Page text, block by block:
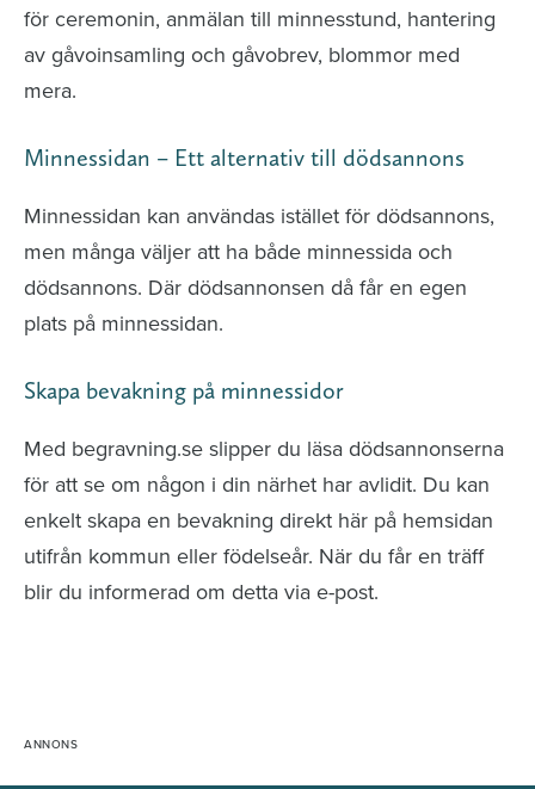
för ceremonin, anmälan till minnesstund, hantering
av gåvoinsamling och gåvobrev, blommor med
mera.
Minnessidan – Ett alternativ till dödsannons
Minnessidan kan användas istället för dödsannons,
men många väljer att ha både minnessida och
dödsannons. Där dödsannonsen då får en egen
plats på minnessidan.
Skapa bevakning på minnessidor
Med begravning.se slipper du läsa dödsannonserna
för att se om någon i din närhet har avlidit. Du kan
enkelt skapa en bevakning direkt här på hemsidan
utifrån kommun eller födelseår. När du får en träff
blir du informerad om detta via e-post.